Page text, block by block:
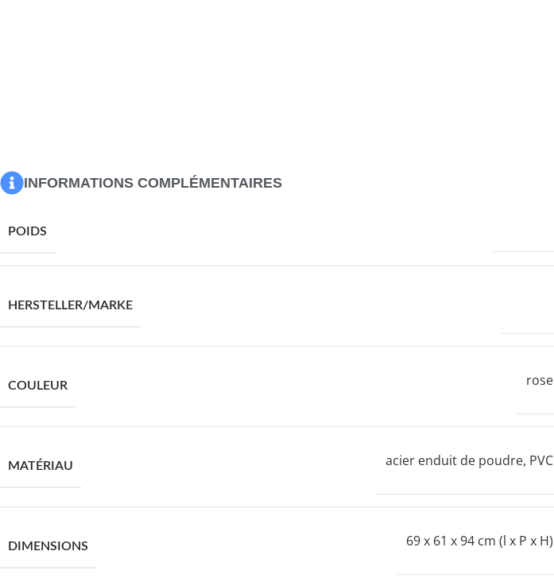
INFORMATIONS COMPLÉMENTAIRES
POIDS
HERSTELLER/MARKE
COULEUR rose
MATÉRIAU acier enduit de poudre, PVC
DIMENSIONS 69 x 61 x 94 cm (l x P x H)